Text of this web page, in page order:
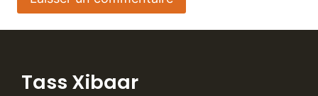
Tass Xibaar